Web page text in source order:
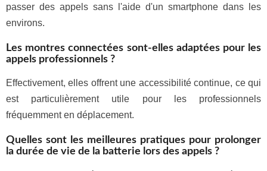
passer des appels sans l'aide d'un smartphone dans les
environs.
Les montres connectées sont-elles adaptées pour les
appels professionnels ?
Effectivement, elles offrent une accessibilité continue, ce qui
est particulièrement utile pour les professionnels
fréquemment en déplacement.
Quelles sont les meilleures pratiques pour prolonger
la durée de vie de la batterie lors des appels ?